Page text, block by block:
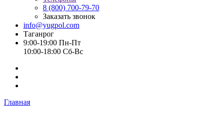
8 (800) 700-79-70
Заказать звонок
info@yugpol.com
Таганрог
9:00-19:00 Пн-Пт
10:00-18:00 Cб-Вс
Главная